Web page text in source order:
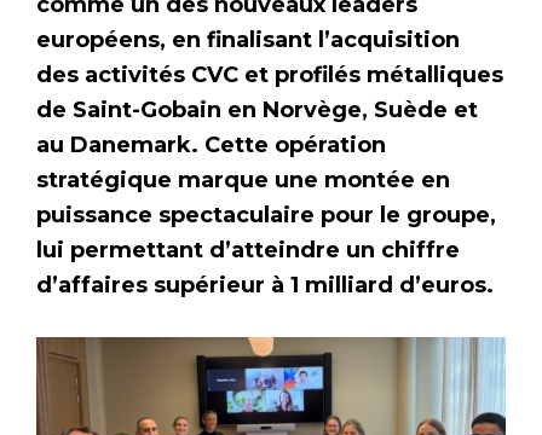
européens, en finalisant l’acquisition
des activités CVC et profilés métalliques
de Saint-Gobain en Norvège, Suède et
au Danemark. Cette opération
stratégique marque une montée en
puissance spectaculaire pour le groupe,
lui permettant d’atteindre un chiffre
d’affaires supérieur à 1 milliard d’euros.